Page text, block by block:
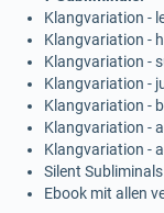
Klangvariation -
Klangvariation -
Klangvariation -
Klangvariation -
Klangvariation -
Klangvariation -
Klangvariation -
Silent
Ebook mit allen